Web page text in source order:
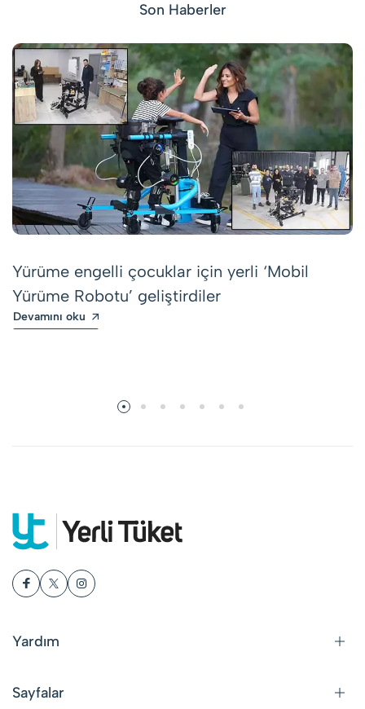
Son Haberler
Yürüme engelli çocuklar için yerli ‘Mobil
Yürüme Robotu’ geliştirdiler
Devamını oku
Yardım
Sayfalar